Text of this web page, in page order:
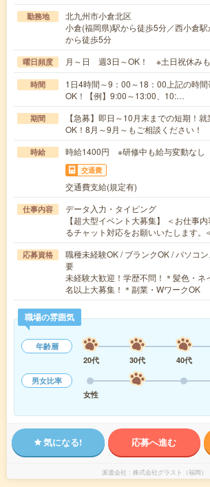
勤務地
北九州市小倉北区
小倉(福岡県)駅から徒歩5分／西小倉
から徒歩5分
曜日頻度 月～日 週3日～OK！ ※土日祝休みも
時間
1日4時間～9：00～18：00上記の時
OK！【例】9:00～13:00、10:…
期間
【急募】即日～10月末までの短期！
OK！8月～9月～もご相談ください！
時給 時給1400円 ※研修中も給与変動なし
交通費
交通費支給(規定有)
仕事内容
データ入力・タイピング
【超大型イベント大募集】 ＜お仕事
るチャット対応をお願いいたします
応募資格
職種未経験OK / ブランクOK / パソコ
要
未経験大歓迎！学歴不問！＊髪色・ネ
名以上大募集！＊副業・WワークOK
職場の雰囲気
年齢層
20代
30代 40代
男女比率
女性
気になる! 応募へ進む
派遣会社 株式会社グラスト（福岡）